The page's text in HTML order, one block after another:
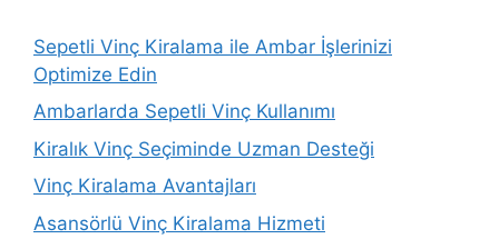
Sepetli Vinç Kiralama ile Ambar İşlerinizi
Optimize Edin
Ambarlarda Sepetli Vinç Kullanımı
Kiralık Vinç Seçiminde Uzman Desteği
Vinç Kiralama Avantajları
Asansörlü Vinç Kiralama Hizmeti